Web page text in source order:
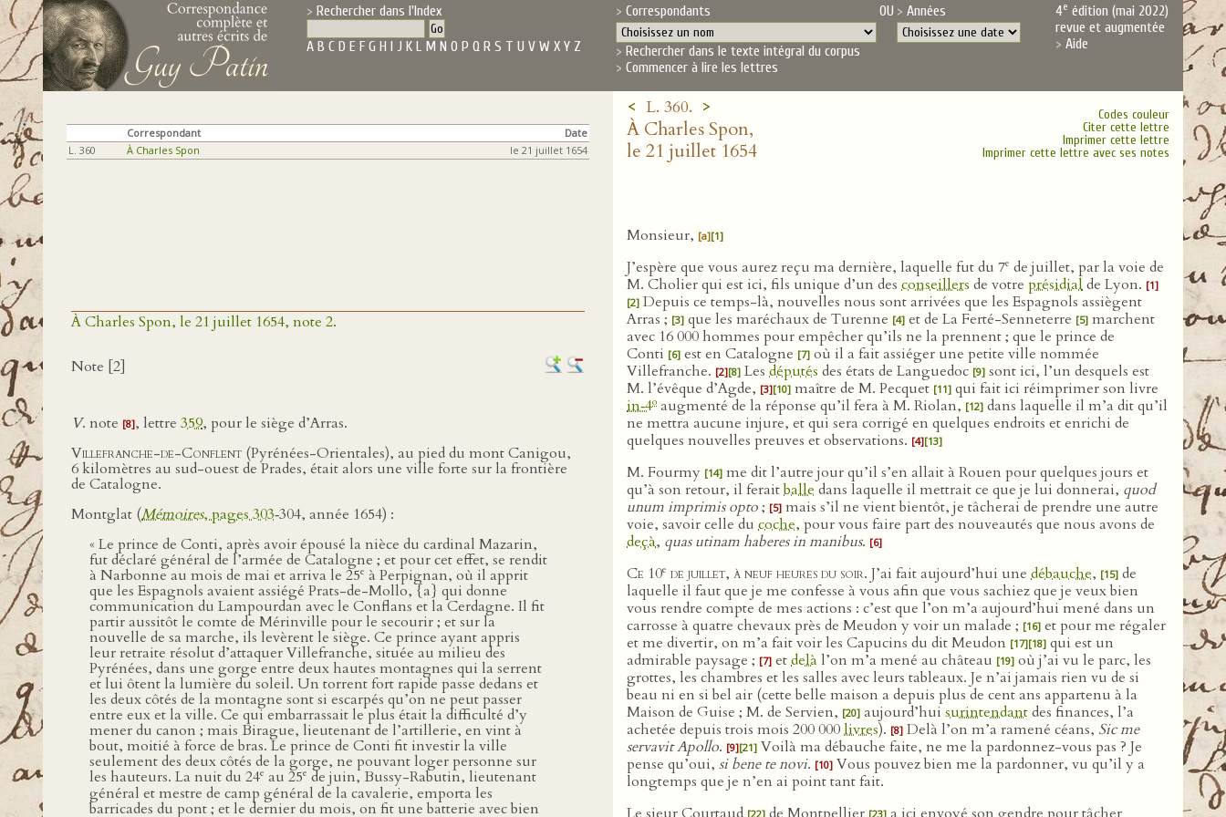
Rechercher dans l'Index
A B C D E F G H I J K L M N O P Q R S T U V W X Y Z
Correspondants OU Années
Rechercher dans le texte intégral du corpus
Commencer à lire les lettres
4e édition (mai 2022)
revue et augmentée
Aide